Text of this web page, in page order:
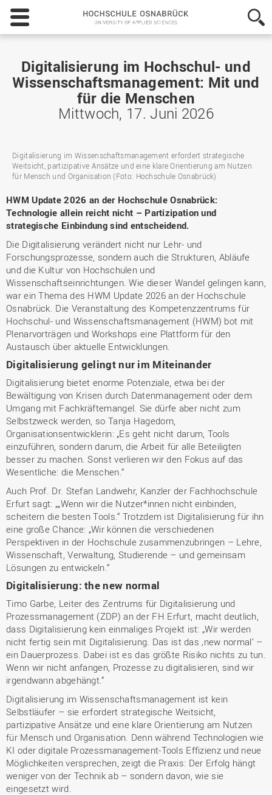
Hochschule
Osnabrück
-
of
Applied
Sciences
Digitalisierung im Hochschul- und
Wissenschaftsmanagement: Mit und
für die Menschen
Mittwoch, 17. Juni 2026
Digitalisierung im Wissenschaftsmanagement erfordert strategische
Weitsicht, partizipative Ansätze und eine klare Orientierung am Nutzen
für Mensch und Organisation (Foto: Hochschule Osnabrück)
HWM Update 2026 an der Hochschule Osnabrück:
Technologie allein reicht nicht – Partizipation und
strategische Einbindung sind entscheidend.
Die Digitalisierung verändert nicht nur Lehr- und
Forschungsprozesse, sondern auch die Strukturen, Abläufe
und die Kultur von Hochschulen und
Wissenschaftseinrichtungen. Wie dieser Wandel gelingen kann,
war ein Thema des HWM Update 2026 an der Hochschule
Osnabrück. Die Veranstaltung des Kompetenzzentrums für
Hochschul- und Wissenschaftsmanagement (HWM) bot mit
Plenarvorträgen und Workshops eine Plattform für den
Austausch über aktuelle Entwicklungen.
Digitalisierung gelingt nur im Miteinander
Digitalisierung bietet enorme Potenziale, etwa bei der
Bewältigung von Krisen durch Datenmanagement oder dem
Umgang mit Fachkräftemangel. Sie dürfe aber nicht zum
Selbstzweck werden, so Tanja Hagedorn,
Organisationsentwicklerin: „Es geht nicht darum, Tools
einzuführen, sondern darum, die Arbeit für alle Beteiligten
besser zu machen. Sonst verlieren wir den Fokus auf das
Wesentliche: die Menschen.“
Auch Prof. Dr. Stefan Landwehr, Kanzler der Fachhochschule
Erfurt sagt: „„Wenn wir die Nutzer*innen nicht einbinden,
scheitern die besten Tools.“ Trotzdem ist Digitalisierung für ihn
eine große Chance: „Wir können die verschiedenen
Perspektiven in der Hochschule zusammenzubringen – Lehre,
Wissenschaft, Verwaltung, Studierende – und gemeinsam
Lösungen zu entwickeln.“
Digitalisierung: the new normal
Timo Garbe, Leiter des Zentrums für Digitalisierung und
Prozessmanagement (ZDP) an der FH Erfurt, macht deutlich,
dass Digitalisierung kein einmaliges Projekt ist: „Wir werden
nicht fertig sein mit Digitalisierung. Das ist das ‚new normal‘ –
ein Dauerprozess. Dabei ist es das größte Risiko nichts zu tun.
Wenn wir nicht anfangen, Prozesse zu digitalisieren, sind wir
irgendwann abgehängt.“
Digitalisierung im Wissenschaftsmanagement ist kein
Selbstläufer – sie erfordert strategische Weitsicht,
partizipative Ansätze und eine klare Orientierung am Nutzen
für Mensch und Organisation. Denn während Technologien wie
KI oder digitale Prozessmanagement-Tools Effizienz und neue
Möglichkeiten versprechen, zeigt die Praxis: Der Erfolg hängt
weniger von der Technik ab – sondern davon, wie sie
eingesetzt wird.